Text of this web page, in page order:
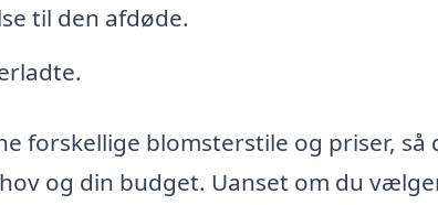
til den afdøde.
forskellige blomsterstile og priser, så
og din budget. Uanset om du